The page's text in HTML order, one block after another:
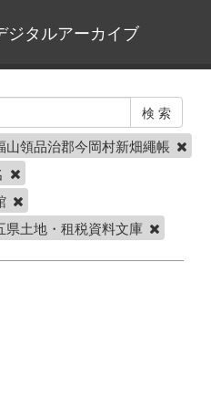
ジタルアーカイブ
山領品治郡今岡村新畑繩帳
県土地・租税資料文庫